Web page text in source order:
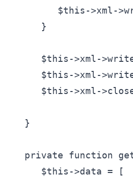
$this ->xml-
      }
$this ->xml-
$this ->xml-
$this ->xml-
   }
private function
$this ->data = [